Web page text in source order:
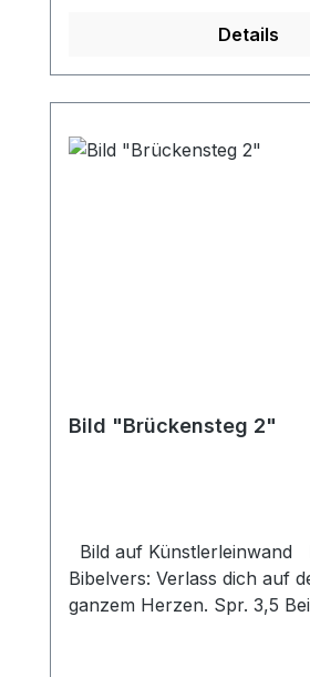
Details
Bild "Brückensteg 2"
Bild auf Künstlerleinwand Mit dem
Bibelvers: Verlass dich auf
ganzem Herzen. Spr. 3,5